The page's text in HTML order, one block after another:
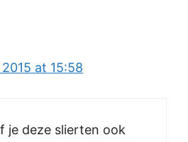
at 15:58
je deze slierten ook